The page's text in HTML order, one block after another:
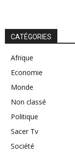
CATÉGORIES
Afrique
Economie
Monde
Non classé
Politique
Sacer Tv
Société